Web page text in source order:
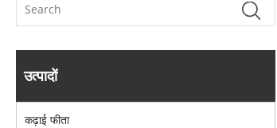
उत्पादों
कढ़ाई फीता